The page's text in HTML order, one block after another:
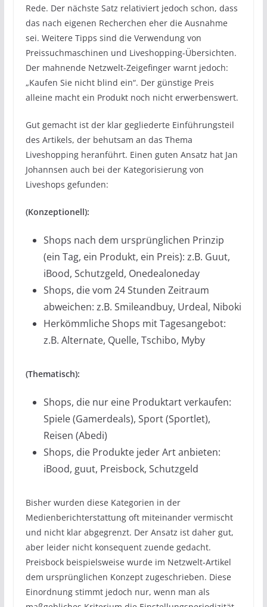
Rede. Der nächste Satz relativiert jedoch schon, dass
das nach eigenen Recherchen eher die Ausnahme
sei. Weitere Tipps sind die Verwendung von
Preissuchmaschinen und Liveshopping-Übersichten.
Der mahnende Netzwelt-Zeigefinger warnt jedoch:
„Kaufen Sie nicht blind ein“. Der günstige Preis
alleine macht ein Produkt noch nicht erwerbenswert.
Gut gemacht ist der klar gegliederte Einführungsteil
des Artikels, der behutsam an das Thema
Liveshopping heranführt. Einen guten Ansatz hat Jan
Johannsen auch bei der Kategorisierung von
Liveshops gefunden:
(Konzeptionell):
Shops nach dem ursprünglichen Prinzip
(ein Tag, ein Produkt, ein Preis): z.B. Guut,
iBood, Schutzgeld, Onedealoneday
Shops, die vom 24 Stunden Zeitraum
abweichen: z.B. Smileandbuy, Urdeal, Niboki
Herkömmliche Shops mit Tagesangebot:
z.B. Alternate, Quelle, Tschibo, Myby
(Thematisch):
Shops, die nur eine Produktart verkaufen:
Spiele (Gamerdeals), Sport (Sportlet),
Reisen (Abedi)
Shops, die Produkte jeder Art anbieten:
iBood, guut, Preisbock, Schutzgeld
Bisher wurden diese Kategorien in der
Medienberichterstattung oft miteinander vermischt
und nicht klar abgegrenzt. Der Ansatz ist daher gut,
aber leider nicht konsequent zuende gedacht.
Preisbock beispielsweise wurde im Netzwelt-Artikel
dem ursprünglichen Konzept zugeschrieben. Diese
Einordnung stimmt jedoch nur, wenn man als